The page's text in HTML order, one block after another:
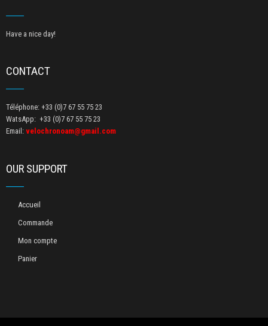
Have a nice day!
CONTACT
Téléphone: +33 (0)7 67 55 75 23
WatsApp: +33 (0)7 67 55 75 23
Email: velochronoam@gmail.com
OUR SUPPORT
Accueil
Commande
Mon compte
Panier